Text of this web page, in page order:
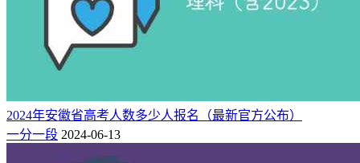
2024年安徽省高考人数多少人报名（最新官方公布）
一分一段 2024-06-13